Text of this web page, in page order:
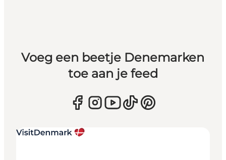
Voeg een beetje Denemarken
toe aan je feed